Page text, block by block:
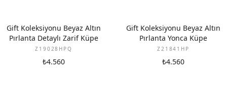
YENI
Gift Koleksiyonu Beyaz Altın
Pırlanta Detaylı Zarif Küpe
Z19028HPQ
₺4.560
YENI
Gift Koleksiyonu Beyaz Altın
Pırlanta Yonca Küpe
Z21841HP
₺4.560